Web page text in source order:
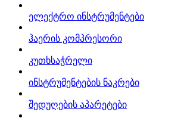
ელექტრო ინსტრუმენტები
ჰაერის კომპრესორი
კუთხსაჭრელი
ინსტრუმენტების ნაკრები
შედუღების აპარეტები